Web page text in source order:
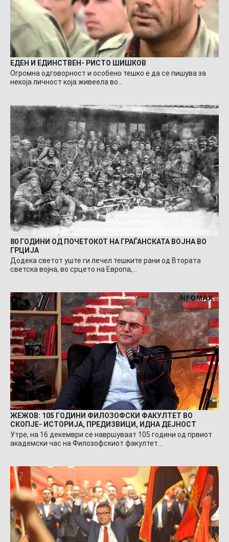
ЕДЕН И ЕДИНСТВЕН- РИСТО ШИШКОВ
Огромна одговорност и особено тешко е да се пишува за
некоја личност која живеела во…
80 ГОДИНИ ОД ПОЧЕТОКОТ НА ГРАЃАНСКАТА ВОЈНА ВО
ГРЦИЈА
Додека светот уште ги лечел тешките рани од Втората
светска војна, во срцето на Европа,…
ЖЕЖОВ: 105 ГОДИНИ ФИЛОЗОФСКИ ФАКУЛТЕТ ВО
СКОПЈЕ- ИСТОРИЈА, ПРЕДИЗВИЦИ, ИДНА ДЕЈНОСТ
Утре, на 16 декември се навршуваат 105 години од првиот
академски час на Филозофскиот факултет…